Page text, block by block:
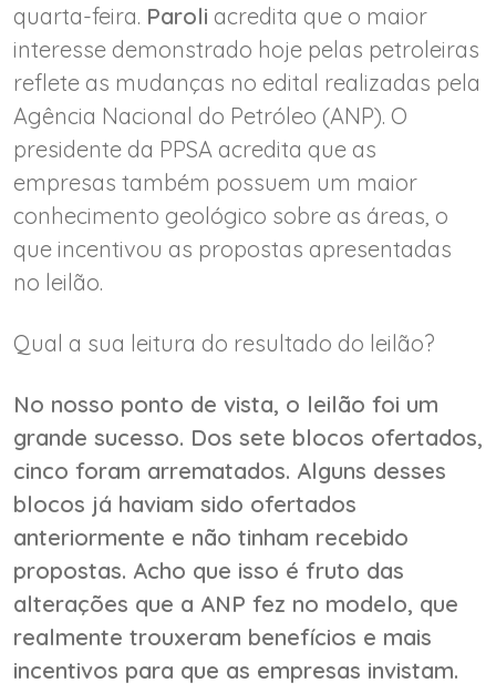
quarta-feira. Paroli acredita que o maior
interesse demonstrado hoje pelas petroleiras
reflete as mudanças no edital realizadas pela
Agência Nacional do Petróleo (ANP). O
presidente da PPSA acredita que as
empresas também possuem um maior
conhecimento geológico sobre as áreas, o
que incentivou as propostas apresentadas
no leilão.
Qual a sua leitura do resultado do leilão?
No nosso ponto de vista, o leilão foi um
grande sucesso. Dos sete blocos ofertados,
cinco foram arrematados. Alguns desses
blocos já haviam sido ofertados
anteriormente e não tinham recebido
propostas. Acho que isso é fruto das
alterações que a ANP fez no modelo, que
realmente trouxeram benefícios e mais
incentivos para que as empresas invistam.